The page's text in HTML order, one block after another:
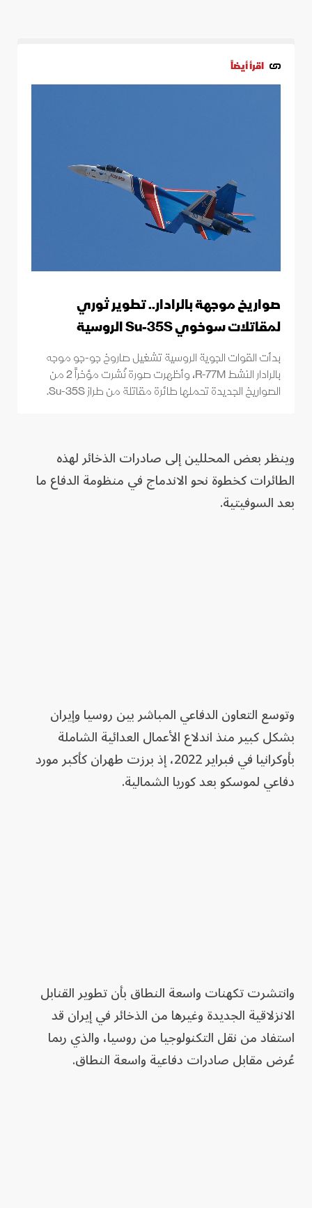
اقرأ أيضاً
صواريخ موجهة بالرادار.. تطوير ثوري
لمقاتلات سوخوي Su-35S الروسية
بدأت القوات الجوية الروسية تشغيل صاروخ جو-جو موجه
بالرادار النشط R-77M، وأظهرت صورة نُشرت مؤخراً 2 من
الصواريخ الجديدة تحملها طائرة مقاتلة من طراز Su-35S.
وينظر بعض المحللين إلى صادرات الذخائر لهذه
الطائرات كخطوة نحو الاندماج في منظومة الدفاع ما
بعد السوفيتية.
وتوسع التعاون الدفاعي المباشر بين روسيا وإيران
بشكل كبير منذ اندلاع الأعمال العدائية الشاملة
بأوكرانيا في فبراير 2022، إذ برزت طهران كأكبر مورد
دفاعي لموسكو بعد كوريا الشمالية.
وانتشرت تكهنات واسعة النطاق بأن تطوير القنابل
الانزلاقية الجديدة وغيرها من الذخائر في إيران قد
استفاد من نقل التكنولوجيا من روسيا، والذي ربما
عُرض مقابل صادرات دفاعية واسعة النطاق.